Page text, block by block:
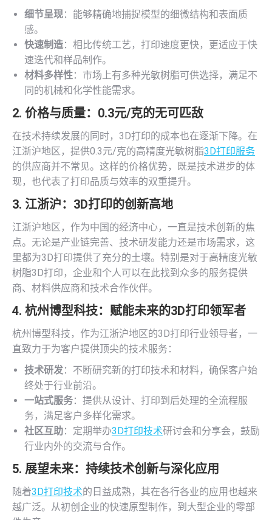
细节呈现：能够精确地捕捉模型的细微结构和表面质
感。
快速制造：相比传统工艺，打印速度更快，更适应于快
速迭代和样品制作。
材料多样性：市场上有多种光敏树脂可供选择，满足不
同的机械和化学性能需求。
2. 价格与质量：0.3元/克的无可匹敌
在技术持续发展的同时，3D打印的成本也在逐渐下降。在
江浙沪地区，提供0.3元/克的高精度光敏树脂3D打印服务
的供应商并不常见。这样的价格优势，既是技术进步的体
现，也代表了打印品质与效率的双重提升。
3. 江浙沪：3D打印的创新高地
江浙沪地区，作为中国的经济中心，一直是技术创新的焦
点。无论是产业链完善、技术研发能力还是市场需求，这
里都为3D打印提供了充分的土壤。特别是对于高精度光敏
树脂3D打印，企业和个人可以在此找到众多的服务提供
商、材料供应商和技术合作伙伴。
4. 杭州博型科技：赋能未来的3D打印领军者
杭州博型科技，作为江浙沪地区的3D打印行业领导者，一
直致力于为客户提供顶尖的技术服务：
技术研发：不断研究新的打印技术和材料，确保客户始
终处于行业前沿。
一站式服务：提供从设计、打印到后处理的全流程服
务，满足客户多样化需求。
社区互助：定期举办3D打印技术研讨会和分享会，鼓励
行业内外的交流与合作。
5. 展望未来：持续技术创新与深化应用
随着3D打印技术的日益成熟，其在各行各业的应用也越来
越广泛。从初创企业的快速原型制作，到大型企业的零部